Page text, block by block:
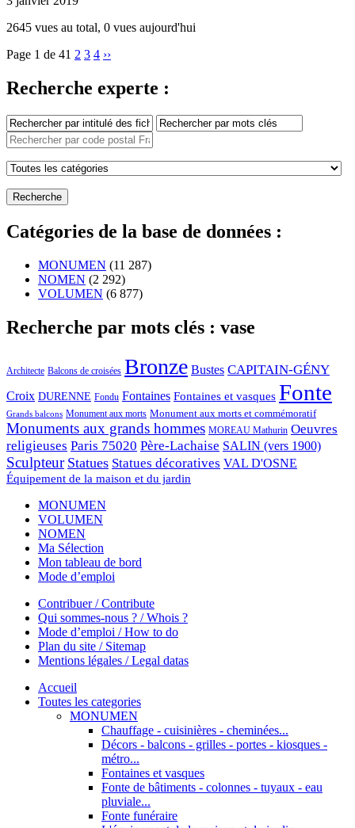
2645 vues au total, 0 vues aujourd'hui
Page 1 de 41 2 3 4 ››
Recherche experte :
Catégories de la base de données :
MONUMEN (11 287)
NOMEN (2 292)
VOLUMEN (6 877)
Recherche par mots clés : vase
Architecte Balcons de croisées Bronze Bustes CAPITAIN-GÉNY
Croix DURENNE Fondu Fontaines Fontaines et vasques Fonte
Grands balcons Monument aux morts Monument aux morts et commémoratif
Monuments aux grands hommes MOREAU Mathurin Oeuvres
religieuses Paris 75020 Père-Lachaise SALIN (vers 1900)
Sculpteur Statues Statues décoratives VAL D'OSNE
Équipement de la maison et du jardin
MONUMEN
VOLUMEN
NOMEN
Ma Sélection
Mon tableau de bord
Mode d’emploi
Contribuer / Contribute
Qui sommes-nous ? / Whois ?
Mode d’emploi / How to do
Plan du site / Sitemap
Mentions légales / Legal datas
Accueil
Toutes les categories
MONUMEN
Chauffage - cuisinières - cheminées...
Décors - balcons - grilles - portes - kiosques -
métro...
Fontaines et vasques
Fonte de bâtiments - colonnes - tuyaux - eau
pluviale...
Fonte funéraire